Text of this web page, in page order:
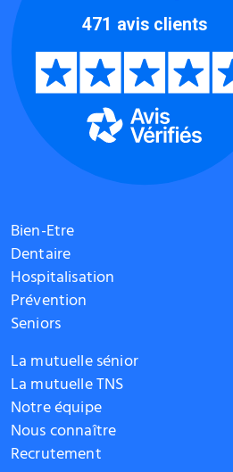
Bien-Etre
Dentaire
Hospitalisation
Prévention
Seniors
La mutuelle sénior
La mutuelle TNS
Notre équipe
Nous connaître
Recrutement